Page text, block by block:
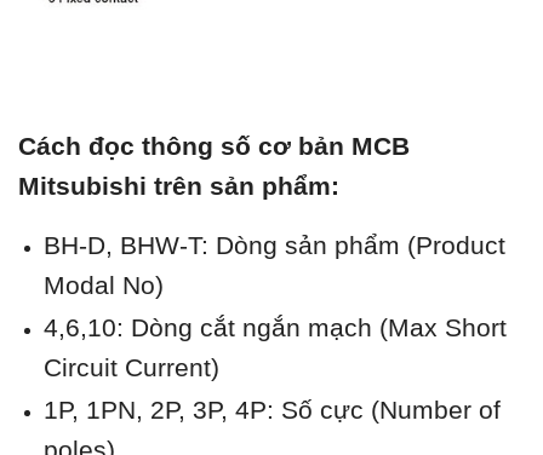
Cách đọc thông số cơ bản MCB
Mitsubishi trên sản phẩm:
BH-D, BHW-T: Dòng sản phẩm (Product
Modal No)
4,6,10: Dòng cắt ngắn mạch (Max Short
Circuit Current)
1P, 1PN, 2P, 3P, 4P: Số cực (Number of
poles)